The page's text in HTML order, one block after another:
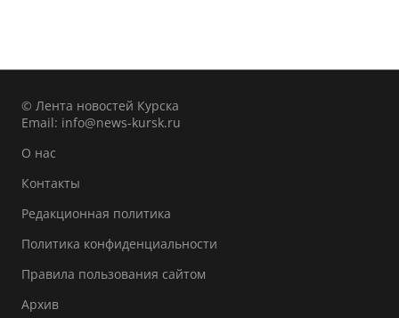
© Лента новостей Курска
Email: info@news-kursk.ru
О нас
Контакты
Редакционная политика
Политика конфиденциальности
Правила пользования сайтом
Архив